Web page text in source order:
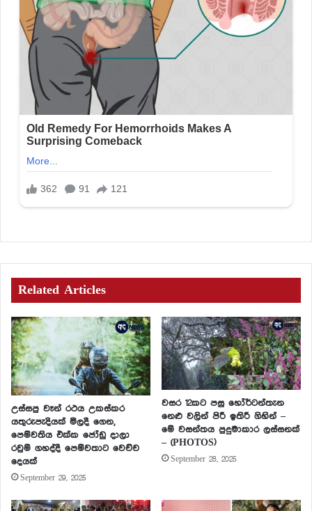
Related Articles
උස්සපු වෑන් රථය උකස්කර
යතුරුපැදියක් මිලදී ගෙන,
පෙම්වතිය එක්ක ජෝඩු දාලා
රවුම් ගහද්දී පෙම්වතාට වෙච්ච
දෙයක්
September 29, 2025
වසර 12කට පසු හෝර්ටන්තැන
නෙළු වලින් පිරී ඉතිරී ගිහින් –
මේ වසන්තය පුදුමාකාර ලස්සනක්
– (PHOTOS)
September 28, 2025